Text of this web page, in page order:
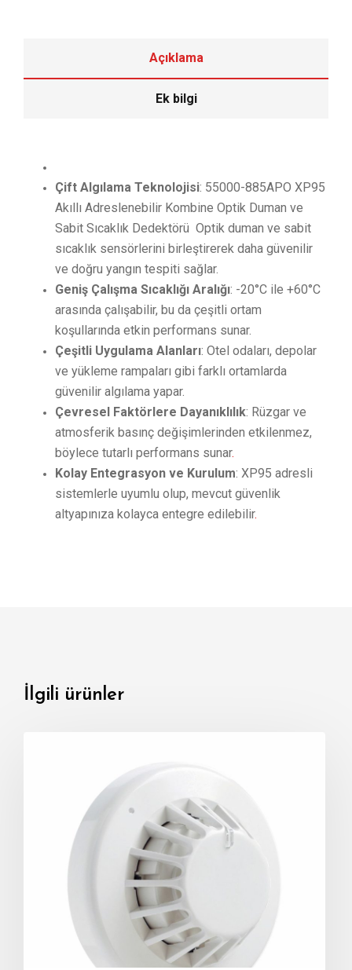
Açıklama
Ek bilgi
Çift Algılama Teknolojisi: 55000-885APO XP95
Akıllı Adreslenebilir Kombine Optik Duman ve
Sabit Sıcaklık Dedektörü Optik duman ve sabit
sıcaklık sensörlerini birleştirerek daha güvenilir
ve doğru yangın tespiti sağlar.
Geniş Çalışma Sıcaklığı Aralığı: -20°C ile +60°C
arasında çalışabilir, bu da çeşitli ortam
koşullarında etkin performans sunar.
Çeşitli Uygulama Alanları: Otel odaları, depolar
ve yükleme rampaları gibi farklı ortamlarda
güvenilir algılama yapar.
Çevresel Faktörlere Dayanıklılık: Rüzgar ve
atmosferik basınç değişimlerinden etkilenmez,
böylece tutarlı performans sunar.
Kolay Entegrasyon ve Kurulum: XP95 adresli
sistemlerle uyumlu olup, mevcut güvenlik
altyapınıza kolayca entegre edilebilir.
İlgili ürünler